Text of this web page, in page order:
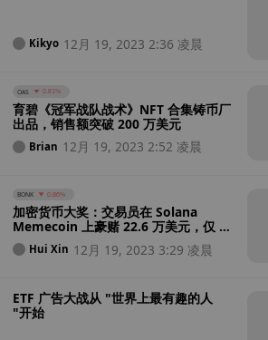
Kikyo 12月 19, 2023 2:36 凌晨
OAS 0.81%
育碧《冠军战队战术》NFT 合集铸币厂
出品，销售额突破 200 万美元
Brian 12月 19, 2023 2:52 凌晨
BONK 0.86%
加密货币大奖：交易员在 Solana
Memecoin 上豪赌 22.6 万美元，仅 5
天就暴涨至 169 万美元！
Hui Xin 12月 19, 2023 3:29 凌晨
ETF 广告大战从 "世界上最有趣的人
"开始